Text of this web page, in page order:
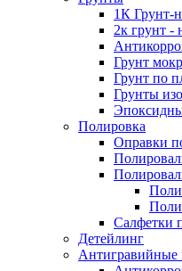
1К Грунт-
2к грунт -
Грунт
Грунт по
Грунты
Полировка
Оправки
Салфетки
Детейлинг
Антигравийные